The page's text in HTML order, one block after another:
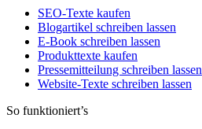
SEO-Texte kaufen
Blogartikel schreiben lassen
E-Book schreiben lassen
Produkttexte kaufen
Pressemitteilung schreiben lassen
Website-Texte schreiben lassen
So funktioniert’s